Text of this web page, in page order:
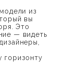
из
вы
Это
— видеть
горизонту